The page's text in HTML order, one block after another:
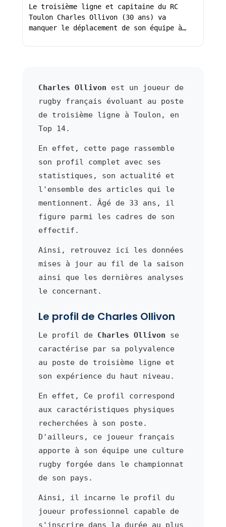
Le troisième ligne et capitaine du RC
Toulon Charles Ollivon (30 ans) va
manquer le déplacement de son équipe à…
Charles Ollivon est un joueur de
rugby français évoluant au poste
de troisième ligne à Toulon, en
Top 14.
En effet, cette page rassemble
son profil complet avec ses
statistiques, son actualité et
l'ensemble des articles qui le
mentionnent. Âgé de 33 ans, il
figure parmi les cadres de son
effectif.
Ainsi, retrouvez ici les données
mises à jour au fil de la saison
ainsi que les dernières analyses
le concernant.
Le profil de Charles Ollivon
Le profil de Charles Ollivon se
caractérise par sa polyvalence
au poste de troisième ligne et
son expérience du haut niveau.
En effet, Ce profil correspond
aux caractéristiques physiques
recherchées à son poste.
D'ailleurs, ce joueur français
apporte à son équipe une culture
rugby forgée dans le championnat
de son pays.
Ainsi, il incarne le profil du
joueur professionnel capable de
s'inscrire dans la durée au plus